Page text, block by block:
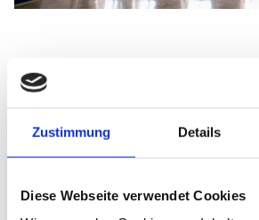
Zustimmung Details
Diese Webseite verwendet Cookies
Kontakt
Kösserner Dorfstraße 1
04668 Grimma